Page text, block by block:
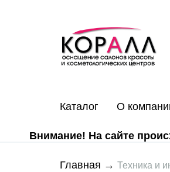
Каталог О
Внимание! На сайте
Главная → Техника и